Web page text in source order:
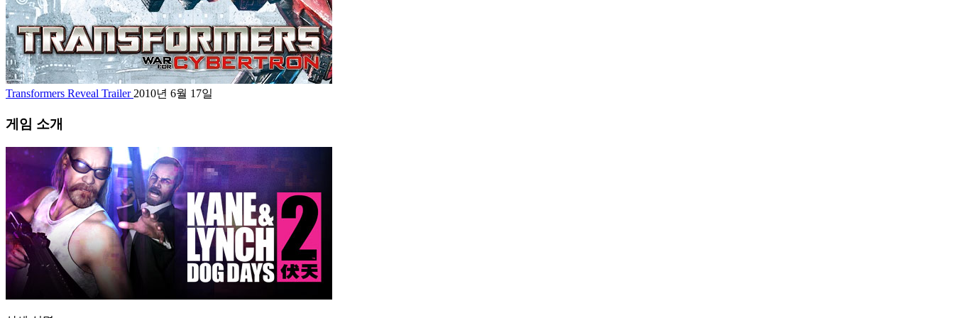
Transformers Reveal Trailer 2010년 6월 17일
게임 소개